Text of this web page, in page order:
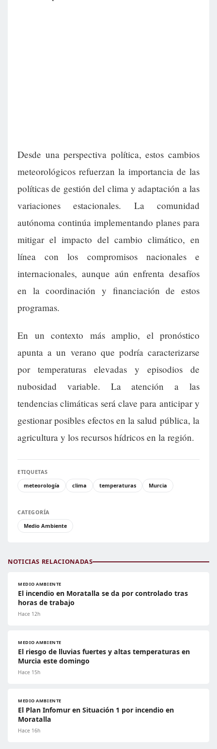
Desde una perspectiva política, estos cambios
meteorológicos refuerzan la importancia de las
políticas de gestión del clima y adaptación a las
variaciones estacionales. La comunidad
autónoma continúa implementando planes para
mitigar el impacto del cambio climático, en
línea con los compromisos nacionales e
internacionales, aunque aún enfrenta desafíos
en la coordinación y financiación de estos
programas.
En un contexto más amplio, el pronóstico
apunta a un verano que podría caracterizarse
por temperaturas elevadas y episodios de
nubosidad variable. La atención a las
tendencias climáticas será clave para anticipar y
gestionar posibles efectos en la salud pública, la
agricultura y los recursos hídricos en la región.
ETIQUETAS
meteorología
clima temperaturas Murcia
CATEGORÍA
Medio Ambiente
NOTICIAS RELACIONADAS
MEDIO AMBIENTE
El incendio en Moratalla se da por controlado tras
horas de trabajo
Hace 12h
MEDIO AMBIENTE
El riesgo de lluvias fuertes y altas temperaturas en
Murcia este domingo
Hace 15h
MEDIO AMBIENTE
El Plan Infomur en Situación 1 por incendio en
Moratalla
Hace 16h